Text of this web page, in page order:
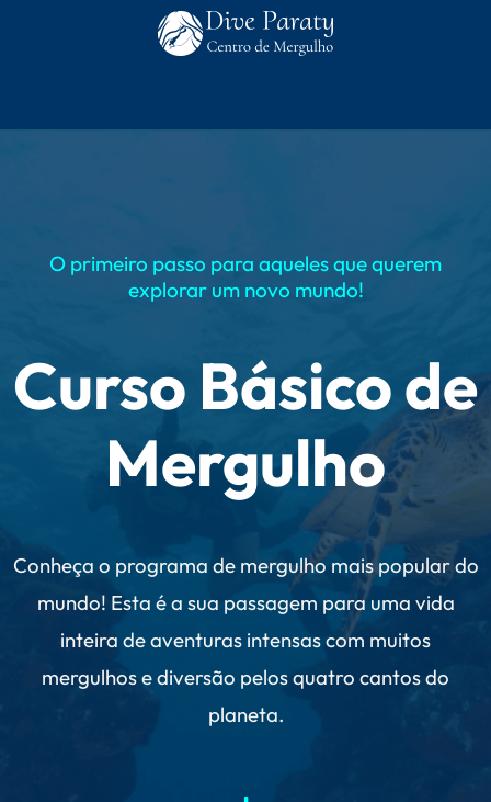
O primeiro passo para aqueles que querem
explorar um novo mundo!
Curso Básico de
Mergulho
Conheça o programa de mergulho mais popular do
mundo! Esta é a sua passagem para uma vida
inteira de aventuras intensas com muitos
mergulhos e diversão pelos quatro cantos do
planeta.